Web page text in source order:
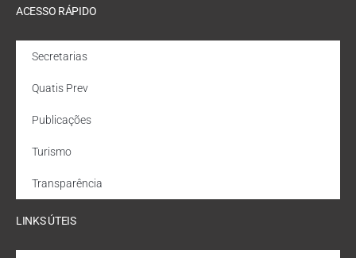
ACESSO RÁPIDO
Secretarias
Quatis Prev
Publicações
Turismo
Transparência
LINKS ÚTEIS